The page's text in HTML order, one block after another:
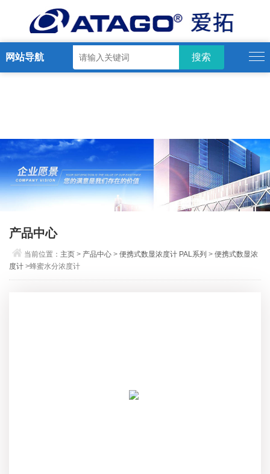
网站导航
产品中心
当前位置： 主页 > 产品中心 >便携式数显浓度计 PAL系列 >便携式数显浓
度计 >蜂蜜水分浓度计